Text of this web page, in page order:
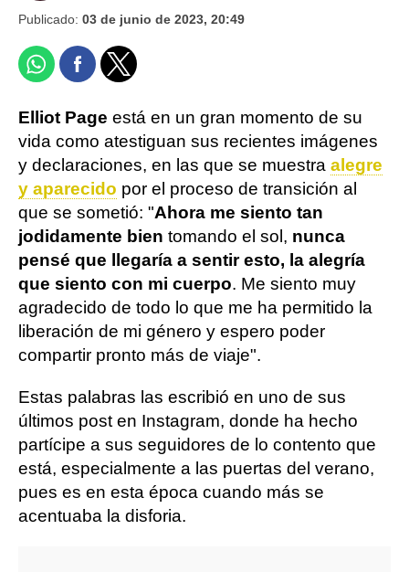
Publicado: 03 de junio de 2023, 20:49
Elliot Page está en un gran momento de su
vida como atestiguan sus recientes imágenes
y declaraciones, en las que se muestra alegre
y aparecido por el proceso de transición al
que se sometió: "Ahora me siento tan
jodidamente bien tomando el sol, nunca
pensé que llegaría a sentir esto, la alegría
que siento con mi cuerpo. Me siento muy
agradecido de todo lo que me ha permitido la
liberación de mi género y espero poder
compartir pronto más de viaje".
Estas palabras las escribió en uno de sus
últimos post en Instagram, donde ha hecho
partícipe a sus seguidores de lo contento que
está, especialmente a las puertas del verano,
pues es en esta época cuando más se
acentuaba la disforia.